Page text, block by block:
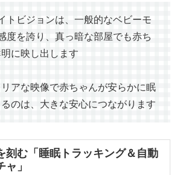
トビジョンは、一般的なベビーモ
度を誇り、真っ暗な部屋でも赤ち
に映し出します
アな映像で赤ちゃんが安らかに眠
のは、大きな安心につながります
刻む「睡眠トラッキング＆自動
」